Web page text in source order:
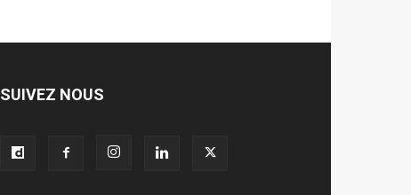
SUIVEZ NOUS